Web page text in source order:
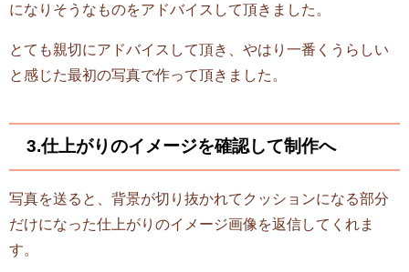
になりそうなものをアドバイスして頂きました。
とても親切にアドバイスして頂き、やはり一番くうらしい
と感じた最初の写真で作って頂きました。
3.仕上がりのイメージを確認して制作へ
写真を送ると、背景が切り抜かれてクッションになる部分
だけになった仕上がりのイメージ画像を返信してくれま
す。